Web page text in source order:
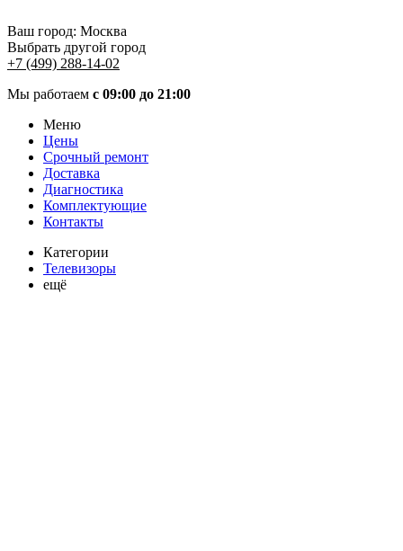
Ваш город: Москва
Выбрать другой город
+7 (499) 288-14-02
Мы работаем с 09:00 до 21:00
Меню
Цены
Срочный ремонт
Доставка
Диагностика
Комплектующие
Контакты
Категории
Телевизоры
ещё